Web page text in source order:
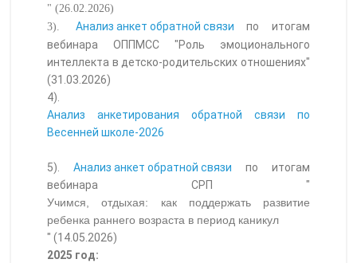
" (26.02.2026)
3).
Анализ анкет обратной связи по итогам
вебинара ОППМСС "Роль эмоционального
интеллекта в детско-родительских отношениях"
(31.03.2026)
4).
Анализ анкетирования обратной связи по
Весенней школе-2026
5). Анализ анкет обратной связи по итогам
вебинара СРП "
Учимся, отдыхая: как поддержать развитие
ребенка раннего возраста в период каникул
" (14.05.2026)
2025 год: